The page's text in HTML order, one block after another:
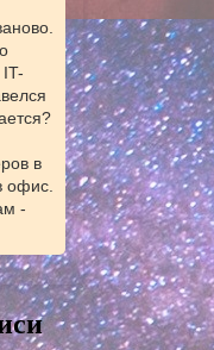
в
офис.
-